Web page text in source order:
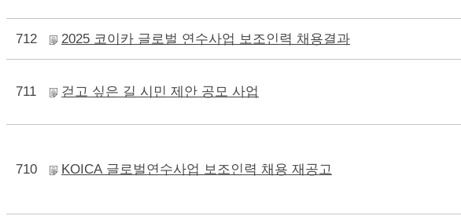
712 2025 코이카 글로벌 연수사업 보조인력 채용결과
711 걷고 싶은 길 시민 제안 공모 사업
710 KOICA 글로벌연수사업 보조인력 채용 재공고